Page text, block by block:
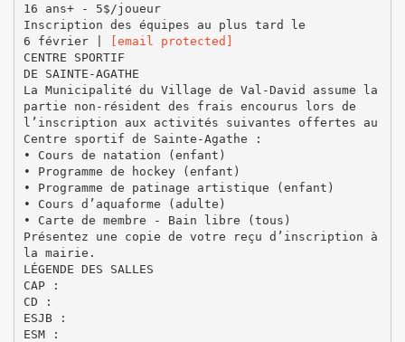
16 ans+ - 5$/joueur
Inscription des équipes au plus tard le
6 février |
[email protected]
CENTRE SPORTIF
DE SAINTE-AGATHE
La Municipalité du Village de Val-David assume la
partie non-résident des frais encourus lors de
l’inscription aux activités suivantes offertes au
Centre sportif de Sainte-Agathe :
• Cours de natation (enfant)
• Programme de hockey (enfant)
• Programme de patinage artistique (enfant)
• Cours d’aquaforme (adulte)
• Carte de membre - Bain libre (tous)
Présentez une copie de votre reçu d’inscription à
la mairie.
LÉGENDE DES SALLES
CAP :
CD :
ESJB :
ESM :